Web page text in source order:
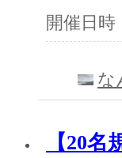
開催日時
な
【20